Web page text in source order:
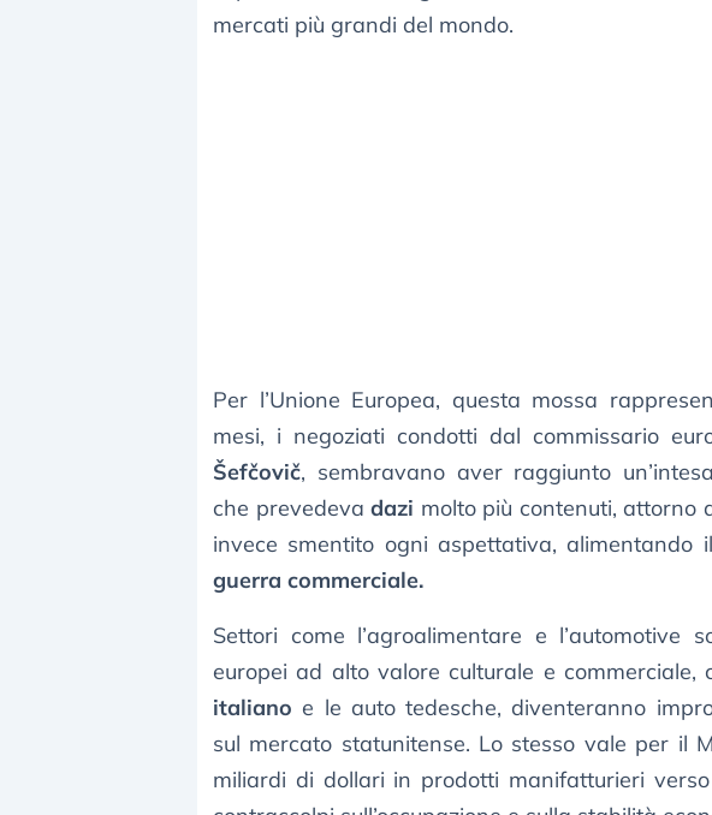
mercati più grandi del mondo.
Per l’Unione Europea, questa mossa
mesi, i negoziati condotti dal commissario
Šefčovič, sembravano aver raggiunto
che prevedevadazi molto più contenuti, attorno
invece smentito ogni aspettativa,
guerra commerciale.
Settori come l’agroalimentare e l’automotive
europei ad alto valore culturale e commerciale,
italiano e le auto tedesche, diventeranno
sul mercato statunitense. Lo stesso vale per il
miliardi di dollari in prodotti manifatturieri